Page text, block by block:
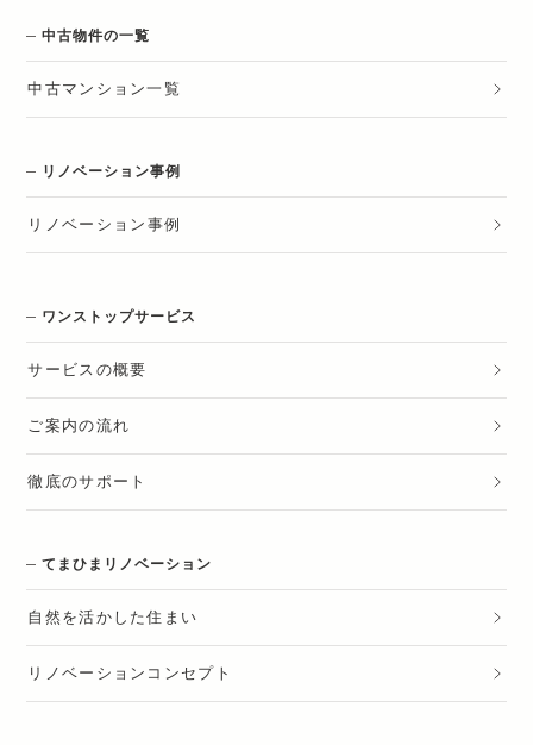
中古物件の一覧
中古マンション一覧
リノベーション事例
リノベーション 事例
ワンストップサービス
サービスの概要
ご案内の流れ
徹底のサポート
てまひまリノベーション
自然を活かした住まい
リノベーションコンセプト